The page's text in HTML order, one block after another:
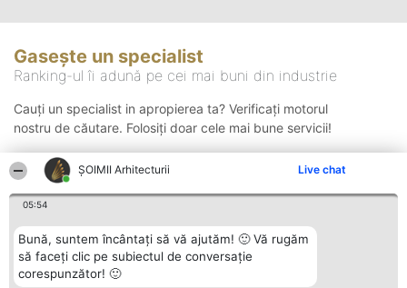
ȘOIMII Arhitecturii Live chat
05:54
Bună, suntem încântați să vă ajutăm! 🙂 Vă rugăm
să faceți clic pe subiectul de conversație
corespunzător! 🙂
Gasește un specialist
Ranking-ul îi adună pe cei mai buni din industrie
Cauți un specialist in apropierea ta? Verificați motorul
nostru de căutare. Folosiți doar cele mai bune servicii!